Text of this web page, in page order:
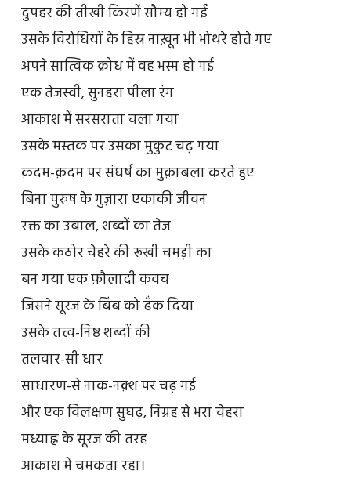
दुपहर की तीखी किरणें सौम्य हो गईं
उसके विरोधियों के हिंस्र नाख़ून भी भोथरे होते गए
अपने सात्विक क्रोध में वह भस्म हो गई
एक तेजस्वी, सुनहरा पीला रंग
आकाश में सरसराता चला गया
उसके मस्तक पर उसका मुकुट चढ़ गया
क़दम-क़दम पर संघर्ष का मुक़ाबला करते हुए
बिना पुरुष के गुज़ारा एकाकी जीवन
रक्त का उबाल, शब्दों का तेज
उसके कठोर चेहरे की रूखी चमड़ी का
बन गया एक फ़ौलादी कवच
जिसने सूरज के बिंब को ढँक दिया
उसके तत्त्व-निष्ठ शब्दों की
तलवार-सी धार
साधारण-से नाक-नक़्श पर चढ़ गई
और एक विलक्षण सुघढ़, निग्रह से भरा चेहरा
मध्याह्न के सूरज की तरह
आकाश में चमकता रहा।